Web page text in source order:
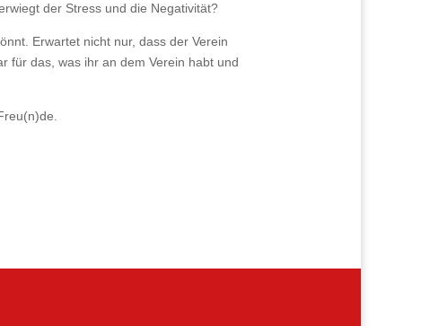
der Stress und die Negativität?
Erwartet nicht nur, dass der Verein
für das, was ihr an dem Verein habt und